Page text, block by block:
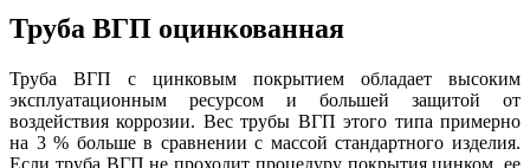
Труба ВГП оцинкованная
Труба ВГП с цинковым покрытием обладает высоким
эксплуатационным ресурсом и большей защитой от
воздействия коррозии. Вес трубы ВГП этого типа примерно
на 3 % больше в сравнении с массой стандартного изделия.
Если труба ВГП не проходит процедуру покрытия цинком, ее